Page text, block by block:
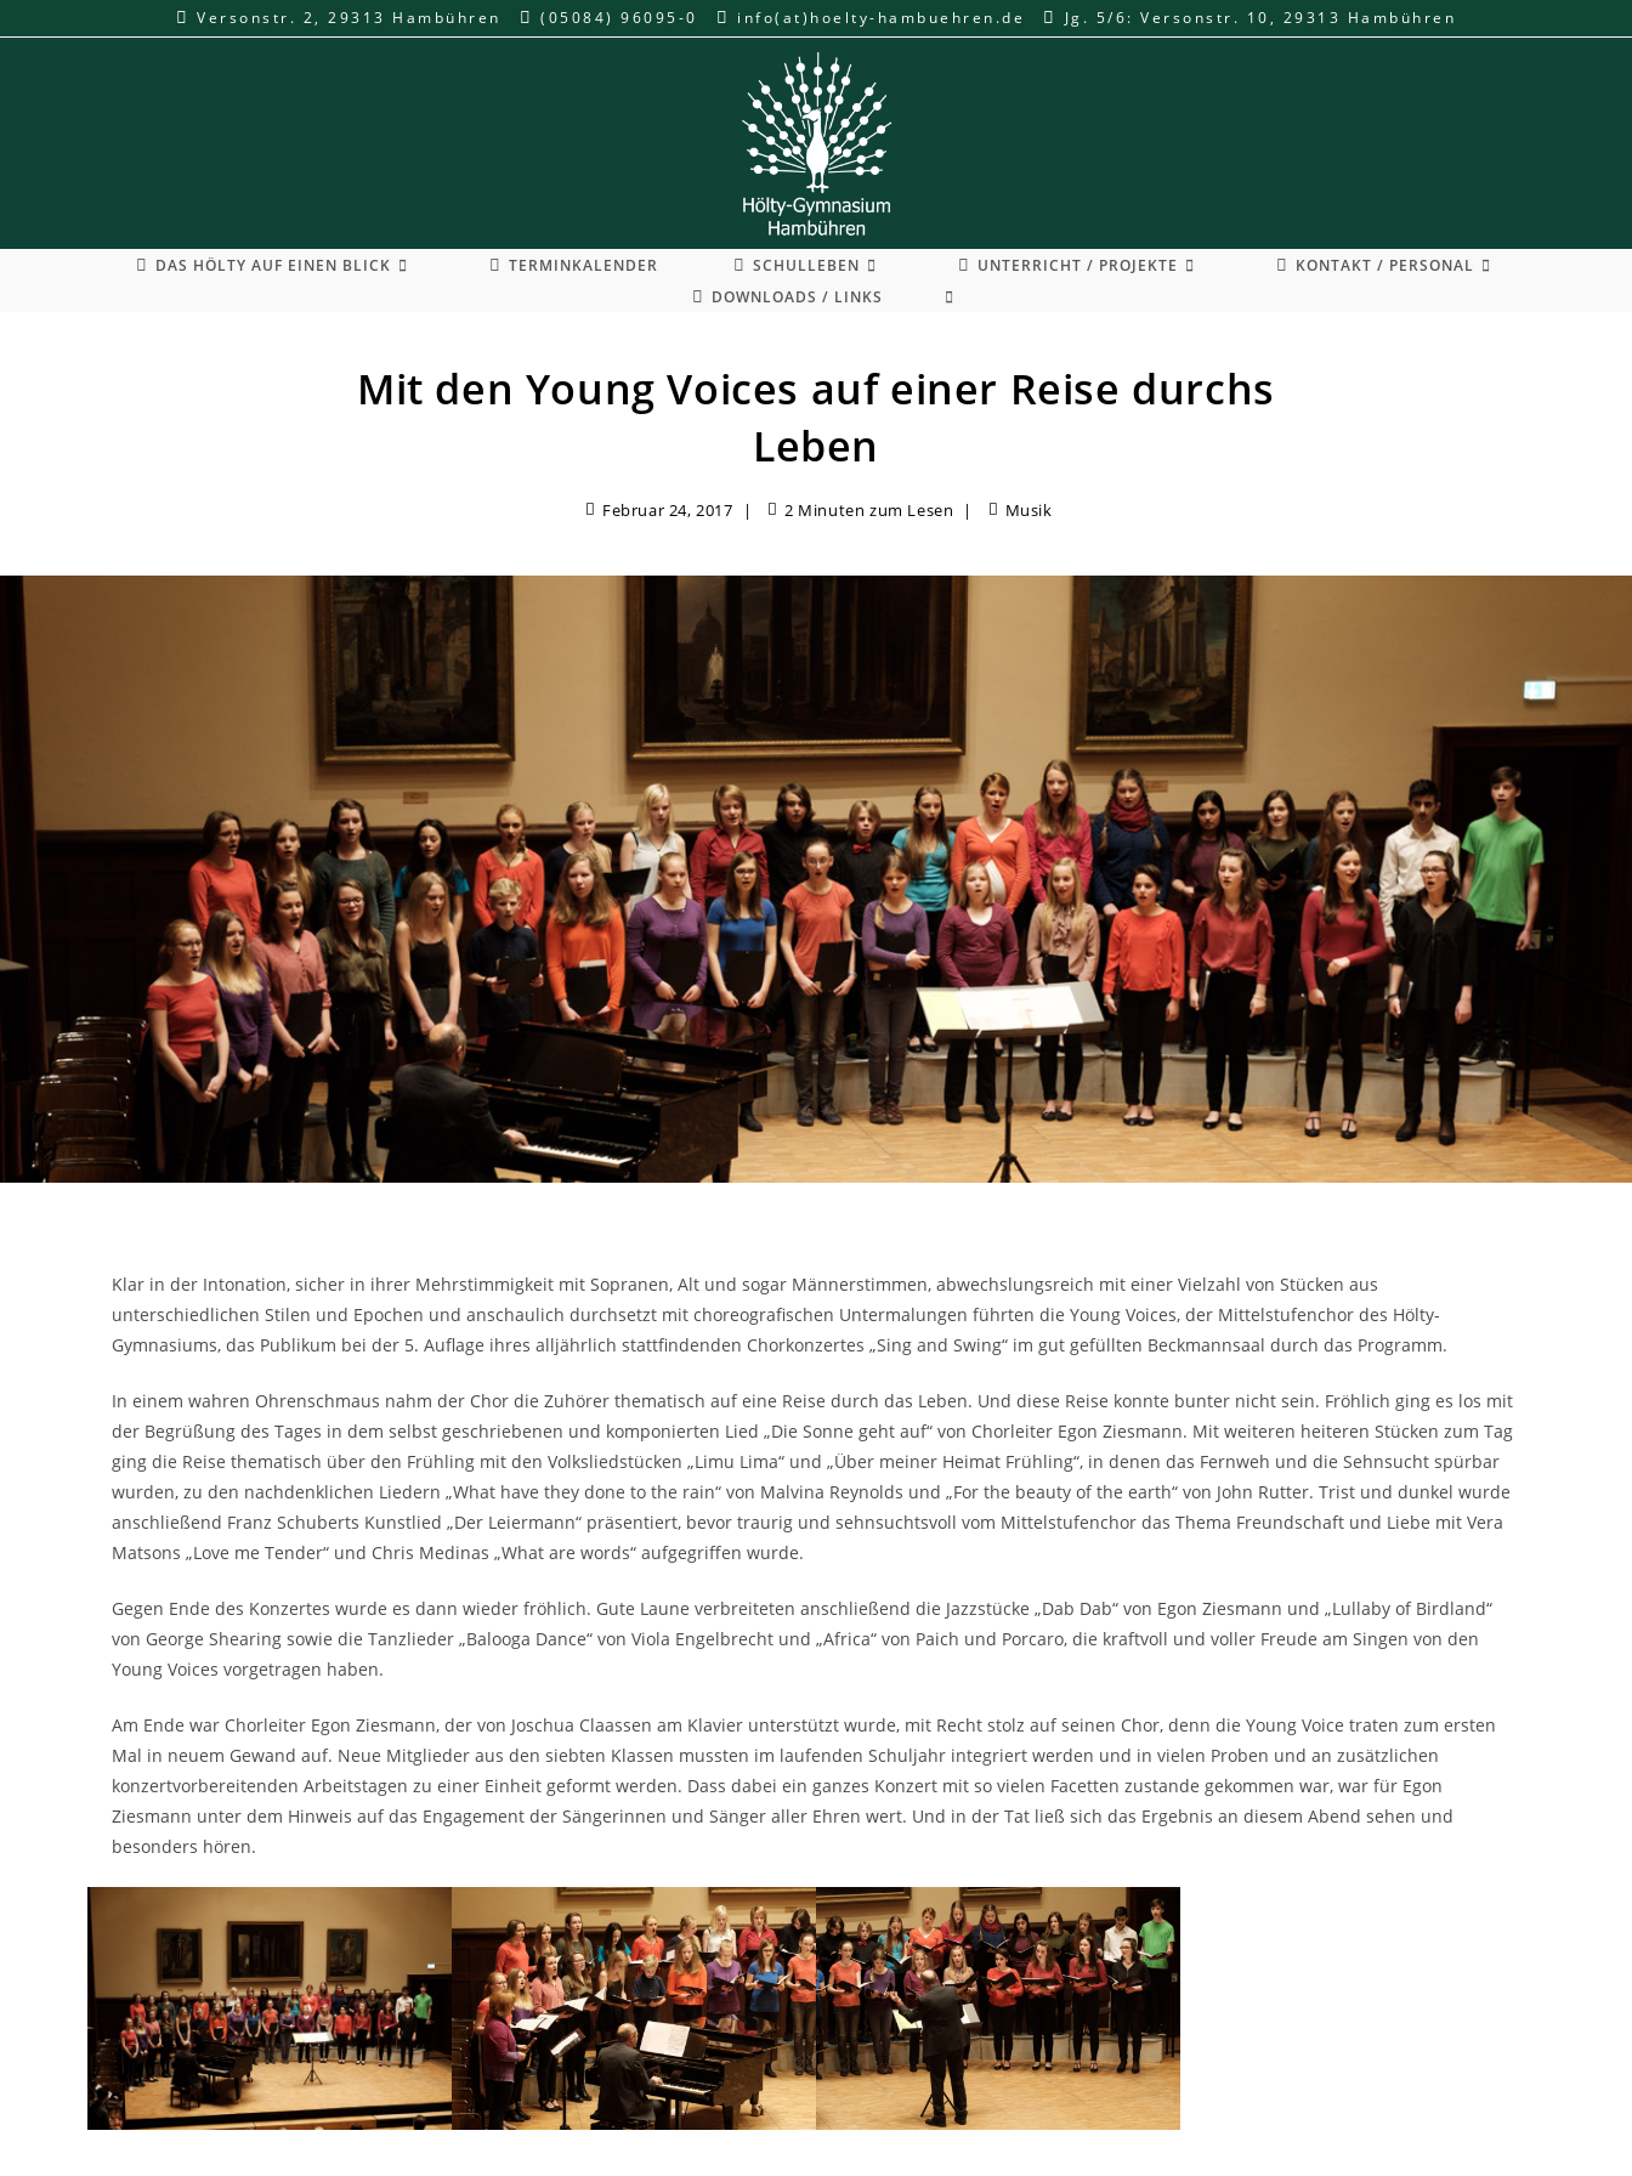
Inhalt
Versonstr. 2, 29313 Hambühren (05084) 96095-0 info(at)hoelty-hambuehren.de Jg. 5/6: Versonstr. 10, 29313 Hambühren
DAS HÖLTY AUF EINEN BLICK TERMINKALENDER SCHULLEBEN UNTERRICHT / PROJEKTE
KONTAKT / PERSONAL
DOWNLOADS / LINKS
WEBSITE-
Mit den Young Voices auf einer Reise durchs
Leben
Februar 24, 2017 2 Minuten zum Lesen Musik
Klar in der Intonation, sicher in ihrer Mehrstimmigkeit mit Sopranen, Alt und sogar Männerstimmen, abwechslungsreich mit einer Vielzahl von Stücken aus
unterschiedlichen Stilen und Epochen und anschaulich durchsetzt mit choreografischen Untermalungen führten die Young Voices, der Mittelstufenchor des Hölty-
Gymnasiums, das Publikum bei der 5. Auflage ihres alljährlich stattfindenden Chorkonzertes „Sing and Swing“ im gut gefüllten Beckmannsaal durch das Programm.
In einem wahren Ohrenschmaus nahm der Chor die Zuhörer thematisch auf eine Reise durch das Leben. Und diese Reise konnte bunter nicht sein. Fröhlich ging es los mit
der Begrüßung des Tages in dem selbst geschriebenen und komponierten Lied „Die Sonne geht auf“ von Chorleiter Egon Ziesmann. Mit weiteren heiteren Stücken zum Tag
ging die Reise thematisch über den Frühling mit den Volksliedstücken „Limu Lima“ und „Über meiner Heimat Frühling“, in denen das Fernweh und die Sehnsucht spürbar
wurden, zu den nachdenklichen Liedern „What have they done to the rain“ von Malvina Reynolds und „For the beauty of the earth“ von John Rutter. Trist und dunkel wurde
anschließend Franz Schuberts Kunstlied „Der Leiermann“ präsentiert, bevor traurig und sehnsuchtsvoll vom Mittelstufenchor das Thema Freundschaft und Liebe mit Vera
Matsons „Love me Tender“ und Chris Medinas „What are words“ aufgegriffen wurde.
Gegen Ende des Konzertes wurde es dann wieder fröhlich. Gute Laune verbreiteten anschließend die Jazzstücke „Dab Dab“ von Egon Ziesmann und „Lullaby of Birdland“
von George Shearing sowie die Tanzlieder „Balooga Dance“ von Viola Engelbrecht und „Africa“ von Paich und Porcaro, die kraftvoll und voller Freude am Singen von den
Young Voices vorgetragen haben.
Am Ende war Chorleiter Egon Ziesmann, der von Joschua Claassen am Klavier unterstützt wurde, mit Recht stolz auf seinen Chor, denn die Young Voice traten zum ersten
Mal in neuem Gewand auf. Neue Mitglieder aus den siebten Klassen mussten im laufenden Schuljahr integriert werden und in vielen Proben und an zusätzlichen
konzertvorbereitenden Arbeitstagen zu einer Einheit geformt werden. Dass dabei ein ganzes Konzert mit so vielen Facetten zustande gekommen war, war für Egon
Ziesmann unter dem Hinweis auf das Engagement der Sängerinnen und Sänger aller Ehren wert. Und in der Tat ließ sich das Ergebnis an diesem Abend sehen und
besonders hören.